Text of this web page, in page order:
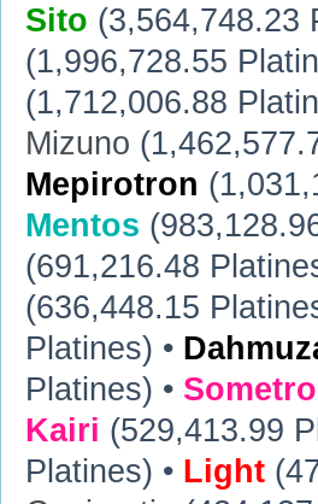
Sito (3,564,748.23
(1,996,728.55
(1,712,006.88
Mizuno
Mepirotron
Mentos
(691,216.48
(636,448.15
Platines) •
Platines) •
Kairi (529,413.99
Platines) • Light